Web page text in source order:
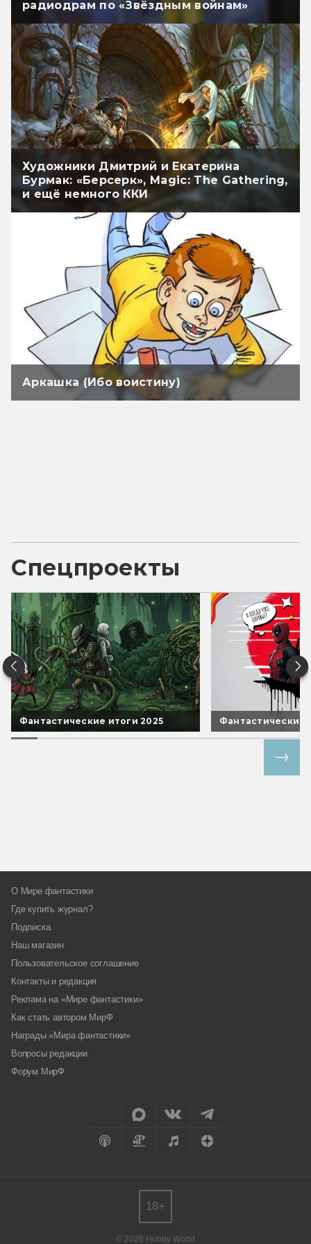
радиодрам по «Звёздным войнам»
Художники Дмитрий и Екатерина
Бурмак: «Берсерк», Magic: The Gathering,
и ещё немного ККИ
Аркашка (Ибо воистину)
Спецпроекты
Фантастические итоги 2025 Фантастические
О Мире фантастики
Где купить журнал?
Подписка
Наш магазин
Пользовательское соглашение
Контакты и редакция
Реклама на «Мире фантастики»
Как стать автором МирФ
Награды «Мира фантастики»
Вопросы редакции
Форум МирФ
© 2026 Hobby World
18+